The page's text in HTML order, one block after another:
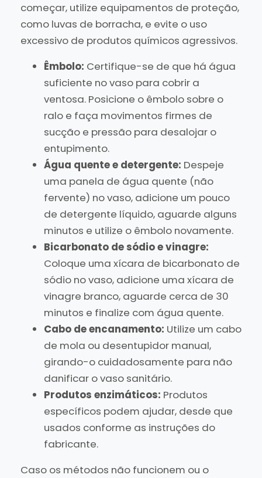
começar, utilize equipamentos de proteção,
como luvas de borracha, e evite o uso
excessivo de produtos químicos agressivos.
Êmbolo: Certifique-se de que há água
suficiente no vaso para cobrir a
ventosa. Posicione o êmbolo sobre o
ralo e faça movimentos firmes de
sucção e pressão para desalojar o
entupimento.
Água quente e detergente: Despeje
uma panela de água quente (não
fervente) no vaso, adicione um pouco
de detergente líquido, aguarde alguns
minutos e utilize o êmbolo novamente.
Bicarbonato de sódio e vinagre:
Coloque uma xícara de bicarbonato de
sódio no vaso, adicione uma xícara de
vinagre branco, aguarde cerca de 30
minutos e finalize com água quente.
Cabo de encanamento: Utilize um cabo
de mola ou desentupidor manual,
girando-o cuidadosamente para não
danificar o vaso sanitário.
Produtos enzimáticos: Produtos
específicos podem ajudar, desde que
usados conforme as instruções do
fabricante.
Caso os métodos não funcionem ou o